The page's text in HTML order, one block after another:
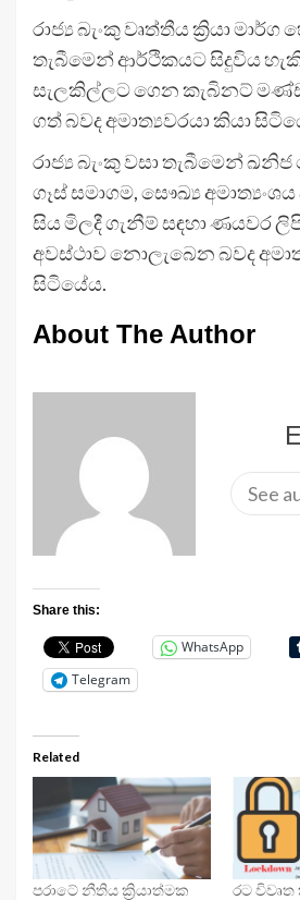
රාජ්‍ය බැංකු වෘත්තීය ක්‍රියා
තැබීමෙන් ආර්ථිකයට සිදුවිය
සැලකිල්ලට ගෙන කැබිනට්
ගත් බවද අමාත්‍යවරයා කියා
රාජ්‍ය බැංකු වසා තැබීමෙන් ඛනිජ
ගෑස් සමාගම, සෞඛ්‍ය
සිය මිලදී ගැනීම් සඳහා ණයවර
අවස්ථාව නොලැබෙන බවද
සිටියේය.
About The Author
See
Share this:
WhatsApp
Telegram
Related
පරාටේ නීතිය ක්‍රියාත්මක
රට